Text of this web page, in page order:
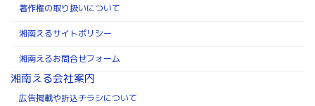
著作権の取り扱いについて
湘南えるサイトポリシー
湘南えるお問合せフォーム
湘南える会社案内
広告掲載や折込チラシについて